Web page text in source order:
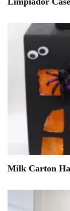
Milk Carton